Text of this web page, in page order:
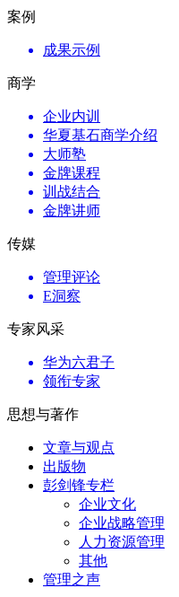
案例
成果示例
商学
企业内训
华夏基石商学介绍
大师塾
金牌课程
训战结合
金牌讲师
传媒
管理评论
E洞察
专家风采
华为六君子
领衔专家
思想与著作
文章与观点
出版物
彭剑锋专栏
企业文化
企业战略管理
人力资源管理
其他
管理之声